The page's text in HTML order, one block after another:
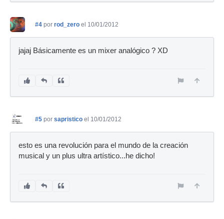
#4 por rod_zero el 10/01/2012
jajaj Básicamente es un mixer analógico ? XD
#5 por sapristico el 10/01/2012
esto es una revolución para el mundo de la creación
musical y un plus ultra artístico...he dicho!